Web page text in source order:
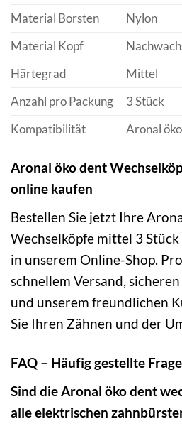
Material Borsten
Nylon
Material Kopf
Härtegrad
Mittel
Anzahl pro Packung
3 Stück
Kompatibilität
Aronal
Aronal öko dent
online kaufen
Bestellen Sie jetzt Ihre
Wechselköpfe mittel 3
in unserem Online-Shop.
schnellem Versand,
und unserem freundlichen
Sie Ihren Zähnen und der
FAQ – Häufig gestellte
Sind die Aronal öko dent
alle elektrischen